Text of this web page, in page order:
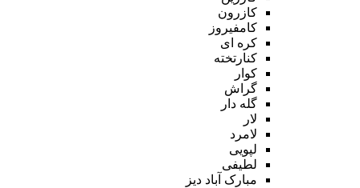
کازرون
کامفیروز
کره ای
کنارتخته
کوار
گراش
گله دار
لار
لامرد
لپویی
لطیفی
مبارک آباد دیز